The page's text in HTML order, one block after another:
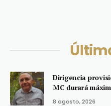
Dirigencia
MC durará
8 agosto, 2026